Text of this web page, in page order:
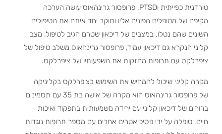
טורדנית כפייתית וPTSD. פרופסור גרינהאוס עושה הערכה
מקיפה של מטופלים הפונים אליו וסוקר יחד איתם את הטיפולים
השונים שהם נטלו. במצבים של דיכאון שטרם הגיב לטיפול, מצב
קליני הנקרא גם דיכאון עמיד, פרופסור גרינהאוס משלב טיפול של
ציפרלקס עם תרופות מחזקות את השפעותיו של ציפרלקס.
מקרה קליני שיכול להמחיש את השימוש בציפרלקס בקליניקה
של פרופסור גרינהאוס הוא מקרה של אישה בת 35 עם תסמינים
ברורים של דיכאון קליני עם ירידה משמעותית בתפקוד ואיכות
חיים. טופלה על ידי פסיכיאטרים אחרים עם מספר תרופות נוגדות